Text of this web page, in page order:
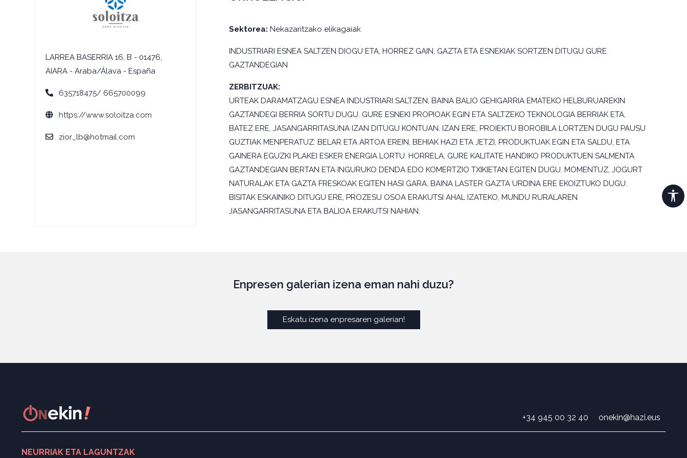
LARREA BASERRIA 16, B - 01476,
AIARA - Araba/Álava - España
635718475/ 665700099
https://www.soloitza.com
zior_lb@hotmail.com
Sektorea: Nekazaritzako elikagaiak
INDUSTRIARI ESNEA SALTZEN DIOGU ETA, HORREZ GAIN, GAZTA ETA ESNEKIAK SORTZEN DITUGU GURE
GAZTANDEGIAN
ZERBITZUAK:
URTEAK DARAMATZAGU ESNEA INDUSTRIARI SALTZEN, BAINA BALIO GEHIGARRIA EMATEKO HELBURUAREKIN
GAZTANDEGI BERRIA SORTU DUGU. GURE ESNEKI PROPIOAK EGIN ETA SALTZEKO TEKNOLOGIA BERRIAK ETA,
BATEZ ERE, JASANGARRITASUNA IZAN DITUGU KONTUAN. IZAN ERE, PROIEKTU BOROBILA LORTZEN DUGU PAUSU
GUZTIAK MENPERATUZ: BELAR ETA ARTOA EREIN, BEHIAK HAZI ETA JETZI, PRODUKTUAK EGIN ETA SALDU, ETA
GAINERA EGUZKI PLAKEI ESKER ENERGIA LORTU. HORRELA, GURE KALITATE HANDIKO PRODUKTUEN SALMENTA
GAZTANDEGIAN BERTAN ETA INGURUKO DENDA EDO KOMERTZIO TXIKIETAN EGITEN DUGU. MOMENTUZ, JOGURT
NATURALAK ETA GAZTA FRESKOAK EGITEN HASI GARA, BAINA LASTER GAZTA URDINA ERE EKOIZTUKO DUGU.
BISITAK ESKAINIKO DITUGU ERE, PROZESU OSOA ERAKUTSI AHAL IZATEKO, MUNDU RURALAREN
JASANGARRITASUNA ETA BALIOA ERAKUTSI NAHIAN.
Enpresen galerian izena eman nahi duzu?
Eskatu izena enpresaren galerian!
+34 945 00 32 40 onekin@hazi.eus
NEURRIAK ETA LAGUNTZAK